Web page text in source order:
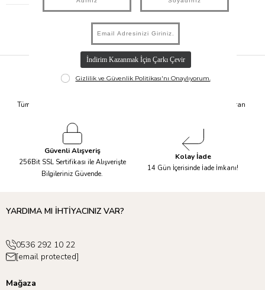
Tüm Siparişleriniz Aynı Gün 14.00'a
Tüm Ürünlerde 6 Aya Kadar Varan
Güvenli Alışveriş
256Bit SSL Sertifikası ile Alışverişte
Bilgileriniz Güvende.
Kolay İade
14 Gün İçerisinde İade İmkanı!
YARDIMA MI İHTİYACINIZ VAR?
0536 292 10 22
[email protected]
Mağaza